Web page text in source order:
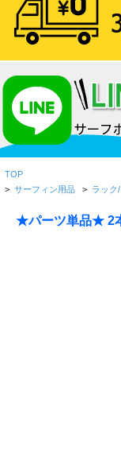
TOP
> サーフィン用品 > ラック
★パーツ単品★ 2